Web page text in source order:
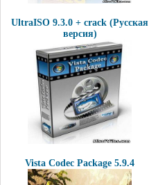
UltraISO 9.3.0 + crack (Русская
версия)
Vista Codec Package 5.9.4